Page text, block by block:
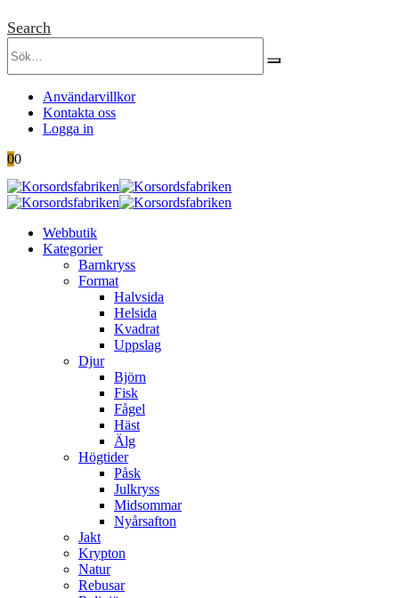
Search
Användarvillkor
Kontakta oss
Logga in
00
Webbutik
Kategorier
Barnkryss
Format
Halvsida
Helsida
Kvadrat
Uppslag
Djur
Björn
Fisk
Fågel
Häst
Älg
Högtider
Påsk
Julkryss
Midsommar
Nyårsafton
Jakt
Krypton
Natur
Rebusar